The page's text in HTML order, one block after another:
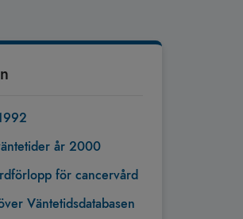
år 2000
för cancervård
Väntetidsdatabasen